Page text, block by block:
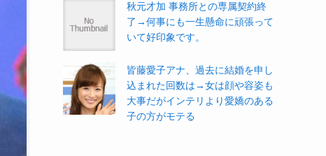
秋元才加 事務所との専属契約終
了→何事にも一生懸命に頑張って
いて好印象です。
皆藤愛子アナ、過去に結婚を申し
込まれた回数は→女は顔や容姿も
大事だがインテリより愛嬌のある
子の方がモテる